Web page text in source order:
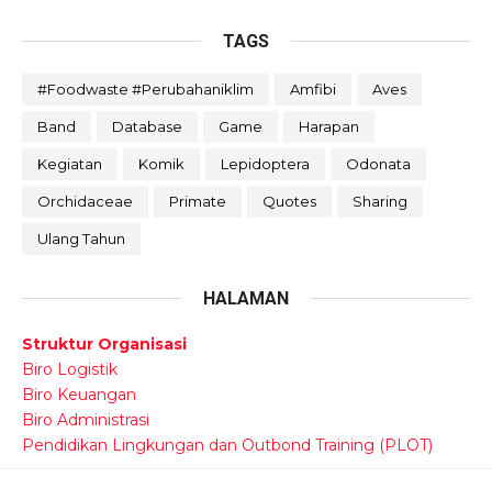
TAGS
#foodwaste #perubahaniklim Amfibi Aves
Band Database Game Harapan
Kegiatan Komik Lepidoptera Odonata
Orchidaceae Primate Quotes Sharing
Ulang Tahun
HALAMAN
Struktur Organisasi
Biro Logistik
Biro Keuangan
Biro Administrasi
Pendidikan Lingkungan dan Outbond Training (PLOT)